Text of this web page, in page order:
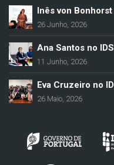
Inês von Bonhorst
26 Junho, 2026
Ana Santos no IDS
11 Junho, 2026
Eva Cruzeiro no
26 Maio, 2026